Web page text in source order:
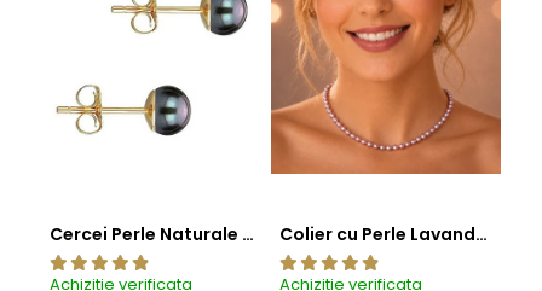
Cercei Perle Naturale Negre 5-6 mm, Buton AAA, Aur 14K (aur 585), Tip Șurub | KASKADDA®
Achizitie verificata
Colier cu Perle Lavanda la Baza Gatului, de 4-5 mm, Perle Rare, Calitate AAA+, Aur 14K | KASKADDA®
Achizitie verificata